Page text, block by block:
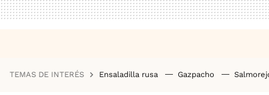
TEMAS DE INTERÉS Ensaladilla rusa Gazpacho